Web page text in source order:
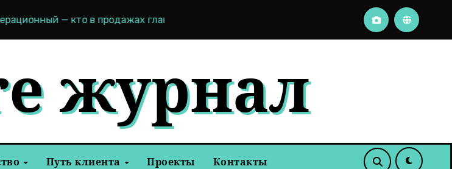
— кто в продажах главный? Адаптация или мимикрия: почему мы думаем, что
журнал
Путь клиента Проекты Контакты